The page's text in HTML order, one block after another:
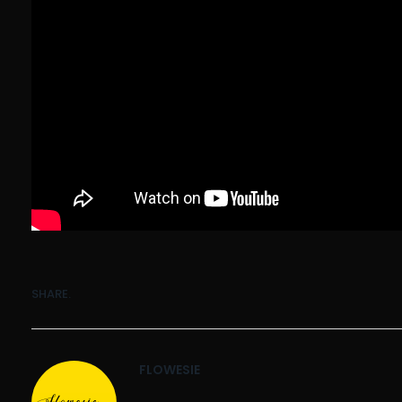
SHARE.
FLOWESIE